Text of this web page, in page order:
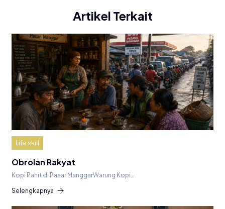
Artikel Terkait
Life skill
Obrolan Rakyat
Kopi Pahit di Pasar ManggarWarung Kopi…
Selengkapnya